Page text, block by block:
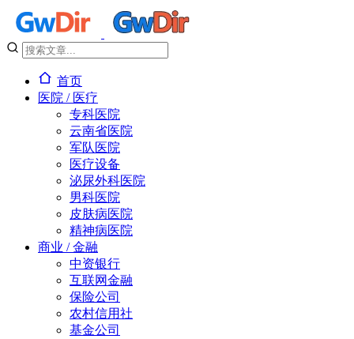
首页
医院 / 医疗
专科医院
云南省医院
军队医院
医疗设备
泌尿外科医院
男科医院
皮肤病医院
精神病医院
商业 / 金融
中资银行
互联网金融
保险公司
农村信用社
基金公司